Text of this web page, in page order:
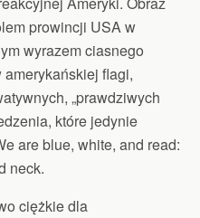
prowincji USA w
wyrazem ciasnego
flagi,
„prawdziwych
które jedynie
are blue, white, and read:
neck.
ciężkie dla